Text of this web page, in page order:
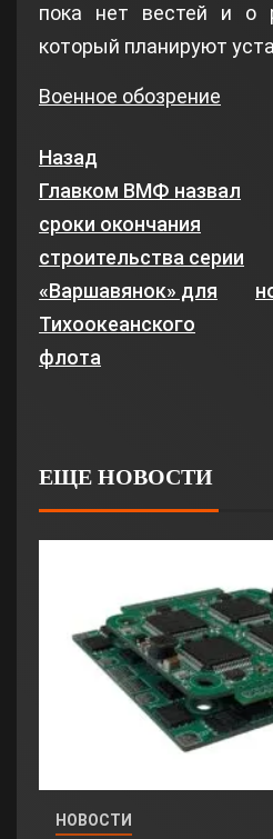
пока нет вестей и о
который планируют
Военное обозрение
Назад
Главком ВМФ назвал
сроки окончания
строительства серии
«Варшавянок» для
Тихоокеанского
флота
ЕЩЕ НОВОСТИ
НОВОСТИ